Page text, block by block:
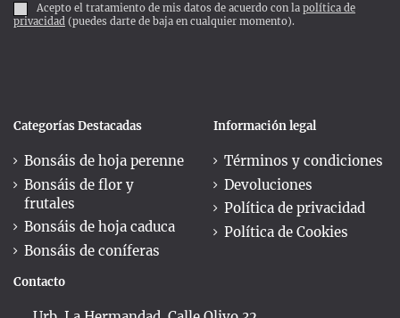
Acepto el tratamiento de mis datos de acuerdo con la política de
privacidad (puedes darte de baja en cualquier momento).
Categorías Destacadas
Bonsáis de hoja perenne
Bonsáis de flor y
frutales
Bonsáis de hoja caduca
Bonsáis de coníferas
Información legal
Términos y condiciones
Devoluciones
Política de privacidad
Política de Cookies
Contacto